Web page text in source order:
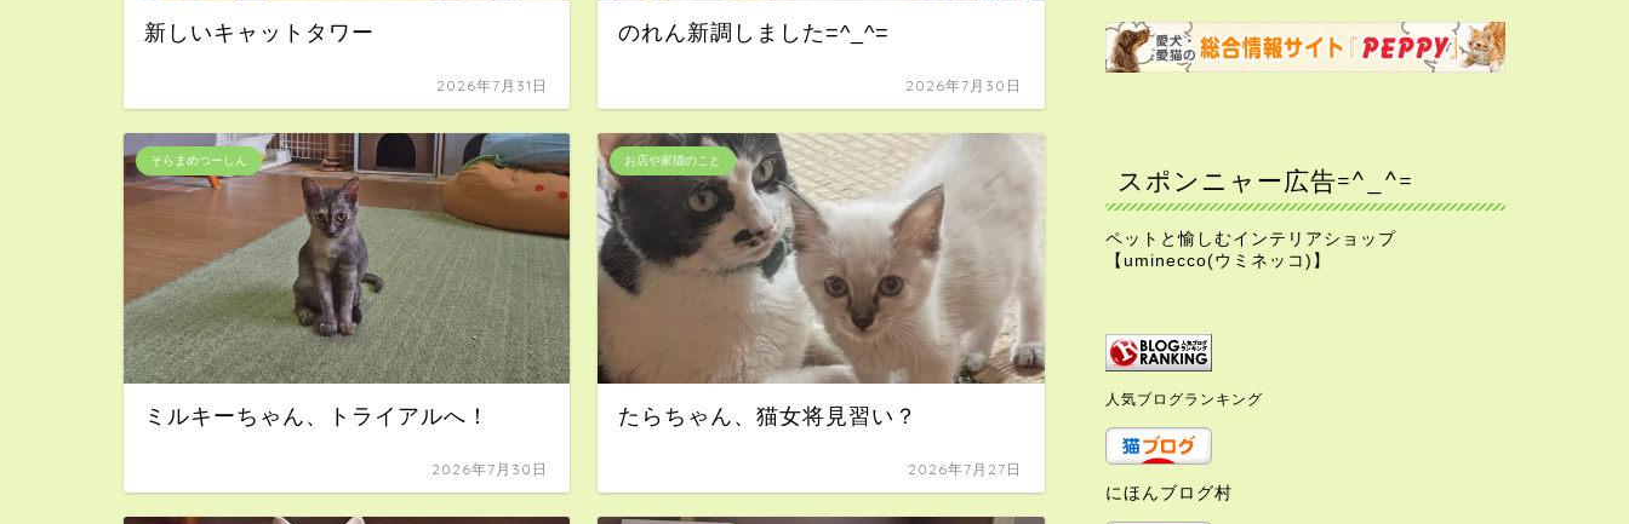
新しいキャットタワー
2026年7月31日
のれん新調しました=^_^=
2026年7月30日
そらまめつーしん
ミルキーちゃん、トライアルへ！
2026年7月30日
お店や家猫のこと
たらちゃん、猫女将見習い？
2026年7月27日
スポンニャー広告=^_^=
ペットと愉しむインテリアショップ
【uminecco(ウミネッコ)】
人気ブログランキング
にほんブログ村